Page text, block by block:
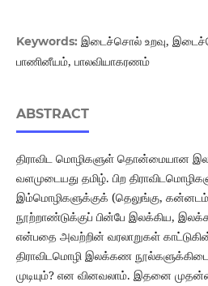
Keywords: இடைச்சொல் உறவு,
பாணினீயம், பாலவியாகரணம்
ABSTRACT
திராவிட மொழிகளுள் தொன்மையான
வளமுடையது தமிழ். பிற
இம்மொழிகளுக்குக் (தெலுங்கு,
நூற்றாண்டுக்குப் பின்பே இலக்கிய,
என்பதை அவற்றின் வரலாறுகள்
திராவிடமொழி இலக்கண
முடியும்? என வினவலாம். இதனை